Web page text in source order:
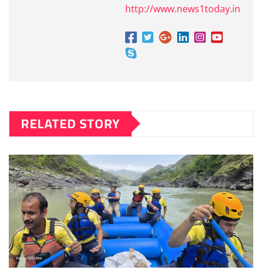
http://www.news1today.in
RELATED STORY